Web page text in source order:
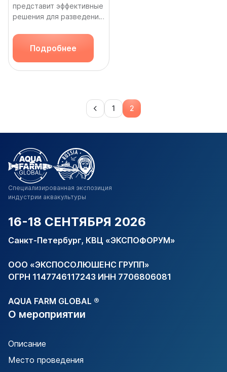
представит эффективные
решения для разведения
морепродуктов во всех
проточных и замкнутых
системах
водоснабжения.
Подробнее
1 2
Специализированная экспозиция
индустрии аквакультуры
16-18 СЕНТЯБРЯ 2026
Санкт-Петербург, КВЦ «ЭКСПОФОРУМ»
ООО «ЭКСПОСОЛЮШЕНС ГРУПП»
ОГРН 1147746117243 ИНН 7706806081
AQUA FARM GLOBAL ®
О мероприятии
Описание
Место проведения